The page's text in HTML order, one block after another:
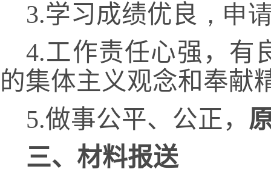
3.学习成绩优良 ， 申
4.工作责任心强，有
的集体主义观念和奉献
5.做事公平、公正，
三、材料报送